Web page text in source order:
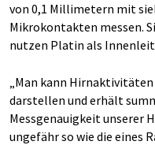
von 0,1 Millimetern mit
Mikrokontakten messen.
nutzen Platin als
„Man kann
darstellen und erhält
Messgenauigkeit unserer
ungefähr so wie die eines